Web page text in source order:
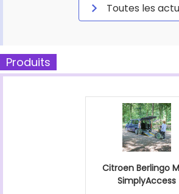
Toutes les
Produits
Citroen Berlingo
SimplyAccess